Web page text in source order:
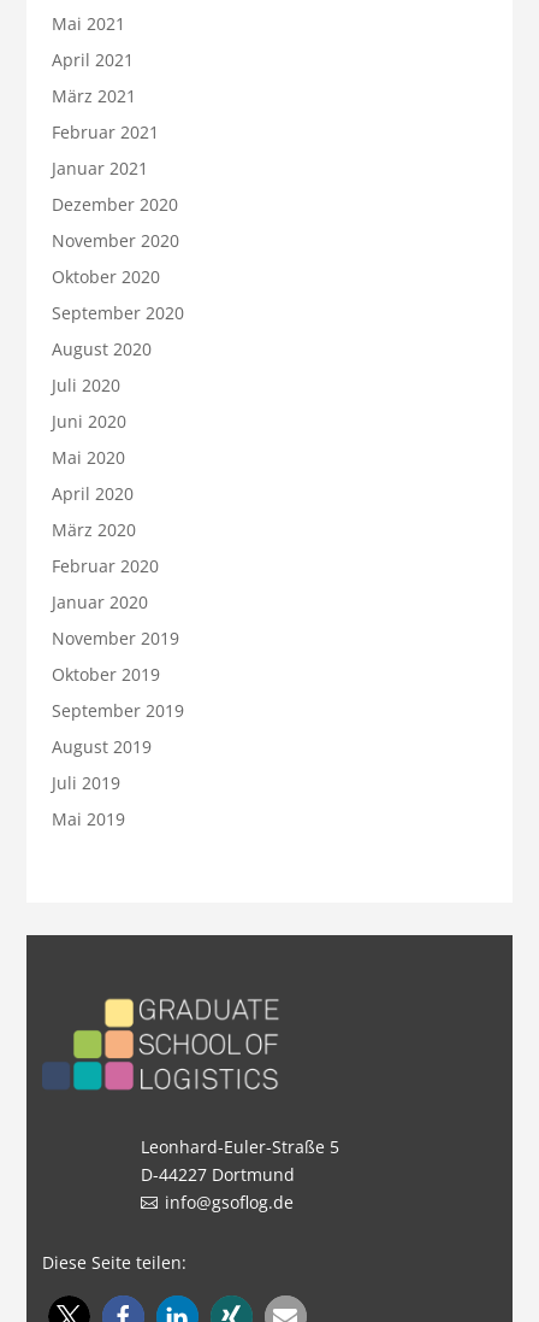
Mai 2021
April 2021
März 2021
Februar 2021
Januar 2021
Dezember 2020
November 2020
Oktober 2020
September 2020
August 2020
Juli 2020
Juni 2020
Mai 2020
April 2020
März 2020
Februar 2020
Januar 2020
November 2019
Oktober 2019
September 2019
August 2019
Juli 2019
Mai 2019
Leonhard-Euler-Straße 5
D-44227 Dortmund
info@gsoflog.de
Diese Seite teilen: